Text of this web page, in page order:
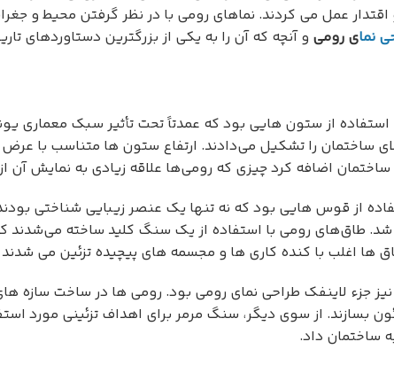
عمل می کردند. نماهای رومی با در نظر گرفتن محیط و
نمای رومی و آنچه که آن را به یکی از بزرگترین دستاوردهای
استفاده از ستون هایی بود که عمدتاً تحت تأثیر سبک معماری
ساختمان را تشکیل می‌دادند. ارتفاع ستون ها متناسب با
اضافه کرد چیزی که رومی‌ها علاقه زیادی به نمایش آن
از قوس هایی بود که نه تنها یک عنصر زیبایی شناختی
شد. طاق‌های رومی با استفاده از یک سنگ کلید ساخته
اغلب با کنده کاری ها و مجسمه های پیچیده تزئین می شدند
نیز جزء لاینفک طراحی نمای رومی بود. رومی ها در ساخت
بسازند. از سوی دیگر، سنگ مرمر برای اهداف تزئینی مورد
ساختمان داد.